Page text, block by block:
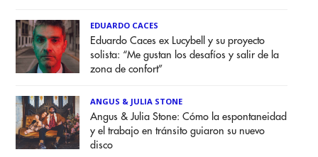
EDUARDO CACES
Eduardo Caces ex Lucybell y su proyecto
solista: “Me gustan los desafíos y salir de la
zona de confort”
ANGUS & JULIA STONE
Angus & Julia Stone: Cómo la espontaneidad
y el trabajo en tránsito guiaron su nuevo
disco